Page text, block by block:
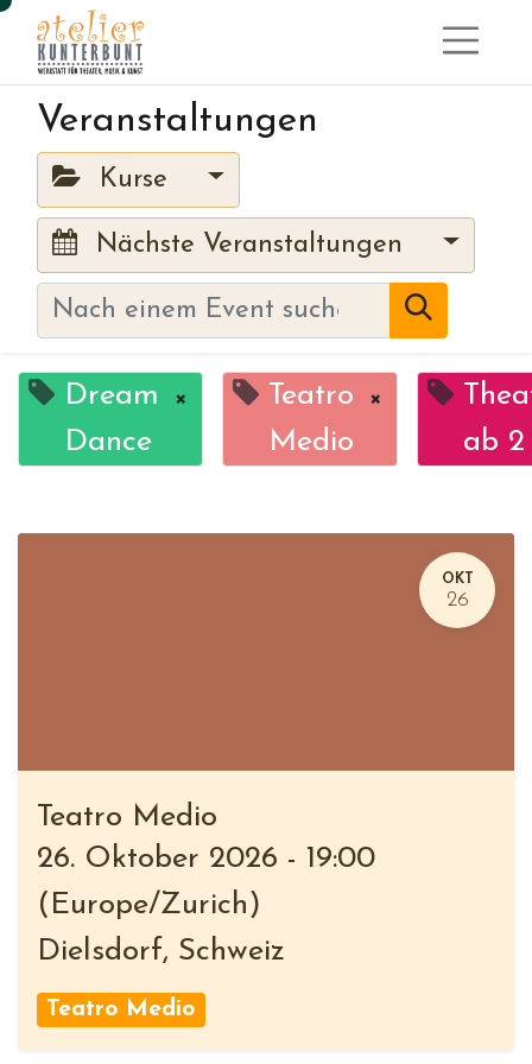
Veranstaltungen
Kurse
Nächste Veranstaltungen
Dream
Dance
×
Teatro
Medio
×
ab 2
OKT
26
Teatro Medio
26. Oktober 2026 - 19:00
( Europe/Zurich )
Dielsdorf, Schweiz
Teatro Medio